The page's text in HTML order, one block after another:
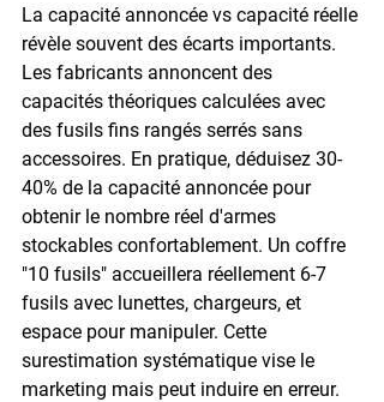
La capacité annoncée vs capacité réelle
révèle souvent des écarts importants.
Les fabricants annoncent des
capacités théoriques calculées avec
des fusils fins rangés serrés sans
accessoires. En pratique, déduisez 30-
40% de la capacité annoncée pour
obtenir le nombre réel d'armes
stockables confortablement. Un coffre
"10 fusils" accueillera réellement 6-7
fusils avec lunettes, chargeurs, et
espace pour manipuler. Cette
surestimation systématique vise le
marketing mais peut induire en erreur.